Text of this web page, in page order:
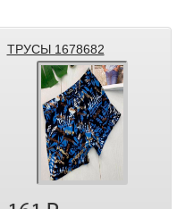
ТРУСЫ 1678682